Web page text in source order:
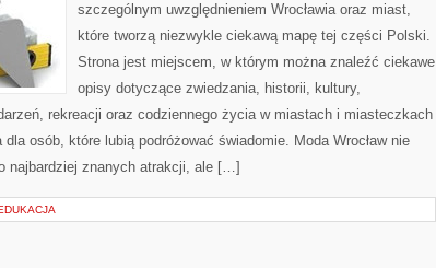
szczególnym uwzględnieniem Wrocławia oraz miast,
które tworzą niezwykle ciekawą mapę tej części Polski.
Strona jest miejscem, w którym można znaleźć ciekawe
opisy dotyczące zwiedzania, historii, kultury,
rekreacji oraz codziennego życia w miastach i miasteczkach
dla osób, które lubią podróżować świadomie. Moda Wrocław nie
najbardziej znanych atrakcji, ale […]